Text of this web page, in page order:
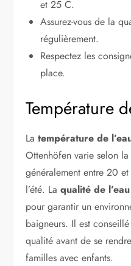
et 25 C.
Assurez-vous de la
régulièrement.
Respectez les
place.
Température
Latempérature de
Ottenhöfen varie selon
généralement entre 20
l’été. Laqualité de l’eau
pour garantir un
baigneurs. Il est
qualité avant de se
familles avec enfants.